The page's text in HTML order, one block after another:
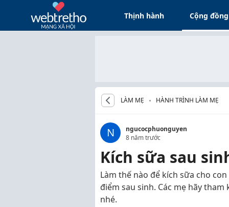
Thịnh hành Cộng đồng
LÀM MẸ HÀNH TRÌNH LÀM MẸ
N
ngucocphuonguyen
8 năm trước
Kích sữa sau
Làm thế nào để kích sữa cho
điểm sau sinh. Các mẹ hãy
nhé.